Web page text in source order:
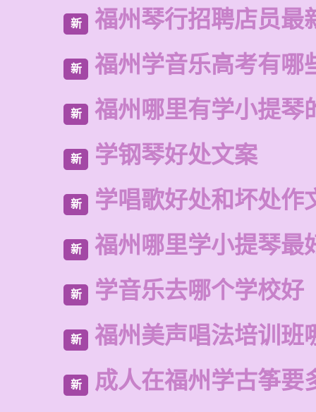
新 福州琴行招聘店员最
新 福州学音乐高考有哪
新 福州哪里有学小提琴
新 学钢琴好处文案
新 学唱歌好处和坏处作
新 福州哪里学小提琴最
新 学音乐去哪个学校好
新 福州美声唱法培训班
新 成人在福州学古筝要